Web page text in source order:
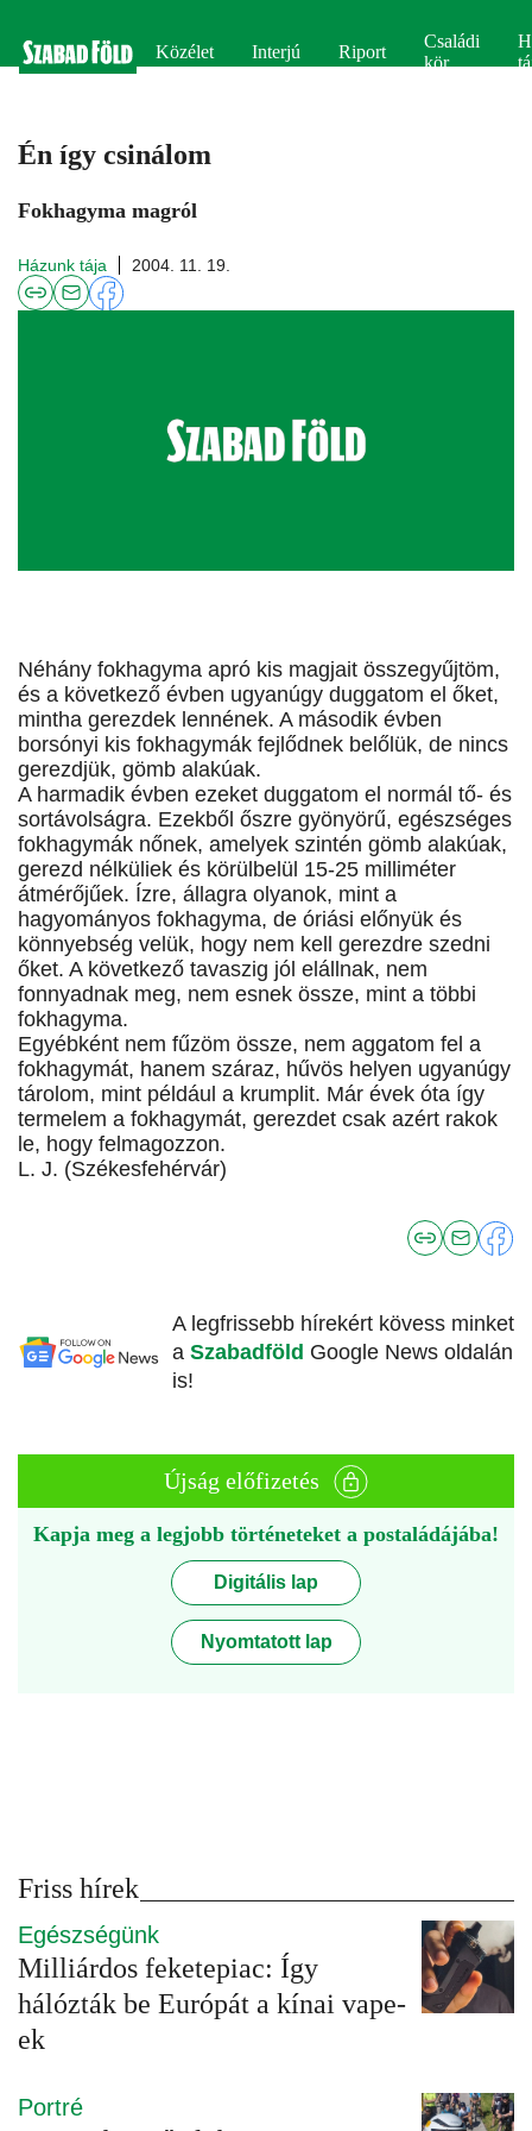
Közélet Interjú Riport
Családi
kör
Én így csinálom
Fokhagyma magról
Házunk tája 2004. 11. 19.
Néhány fokhagyma apró kis magjait összegyűjtöm,
és a következő évben ugyanúgy duggatom el őket,
mintha gerezdek lennének. A második évben
borsónyi kis fokhagymák fejlődnek belőlük, de nincs
gerezdjük, gömb alakúak.
A harmadik évben ezeket duggatom el normál tő- és
sortávolságra. Ezekből őszre gyönyörű, egészséges
fokhagymák nőnek, amelyek szintén gömb alakúak,
gerezd nélküliek és körülbelül 15-25 milliméter
átmérőjűek. Ízre, állagra olyanok, mint a
hagyományos fokhagyma, de óriási előnyük és
könnyebség velük, hogy nem kell gerezdre szedni
őket. A következő tavaszig jól elállnak, nem
fonnyadnak meg, nem esnek össze, mint a többi
fokhagyma.
Egyébként nem fűzöm össze, nem aggatom fel a
fokhagymát, hanem száraz, hűvös helyen ugyanúgy
tárolom, mint például a krumplit. Már évek óta így
termelem a fokhagymát, gerezdet csak azért rakok
le, hogy felmagozzon.
L. J. (Székesfehérvár)
A legfrissebb hírekért kövess minket
a Szabadföld Google News oldalán
is!
Újság előfizetés
Kapja meg a legjobb történeteket a postaládájába!
Digitális lap
Nyomtatott lap
Friss hírek
Egészségünk
Milliárdos feketepiac: Így
hálózták be Európát a kínai vape-
ek
Portré